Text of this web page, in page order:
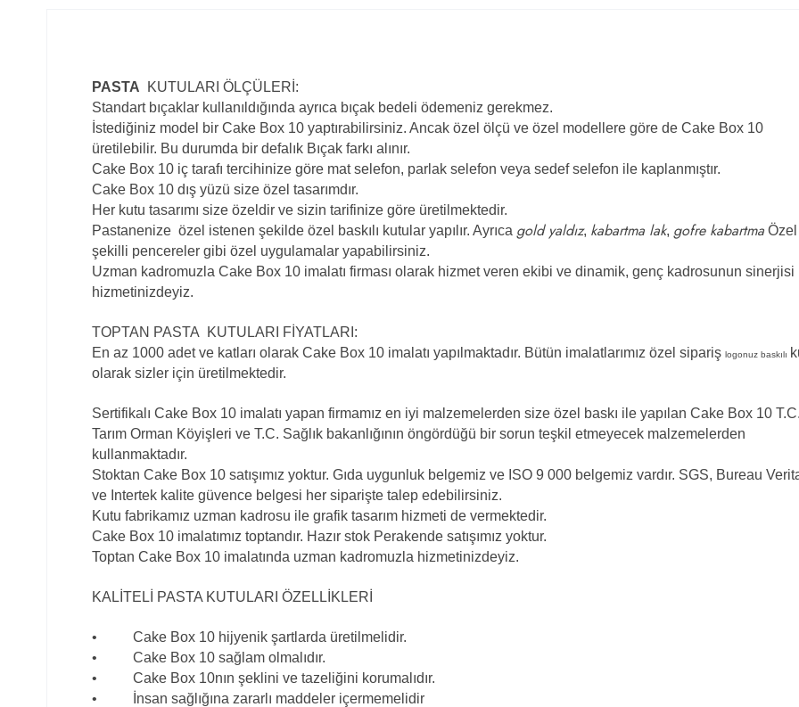
PASTA
KUTULARI ÖLÇÜLERİ:
Standart bıçaklar kullanıldığında ayrıca bıçak bedeli ödemeniz gerekmez.
İstediğiniz model bir Cake Box 10 yaptırabilirsiniz. Ancak özel ölçü ve özel modellere göre de Cake Box 10
üretilebilir. Bu durumda bir defalık Bıçak farkı alınır.
Cake Box 10 iç tarafı tercihinize göre mat selefon, parlak selefon veya sedef selefon ile kaplanmıştır.
Cake Box 10 dış yüzü size özel tasarımdır.
Her kutu tasarımı size özeldir ve sizin tarifinize göre üretilmektedir.
Pastanenize özel istenen şekilde özel baskılı kutular yapılır. Ayrıca gold yaldız, kabartma lak, gofre kabartma Özel
şekilli pencereler gibi özel uygulamalar yapabilirsiniz.
Uzman kadromuzla Cake Box 10 imalatı firması olarak hizmet veren ekibi ve dinamik, genç kadrosunun sinerjisi
hizmetinizdeyiz.
TOPTAN PASTA
KUTULARI FİYATLARI:
En az 1000 adet ve katları olarak Cake Box 10 imalatı yapılmaktadır. Bütün imalatlarımız özel sipariş logonuz baskılı
olarak sizler için üretilmektedir.
Sertifikalı Cake Box 10 imalatı yapan firmamız en iyi malzemelerden size özel baskı ile yapılan Cake Box 10
Tarım Orman Köyişleri ve T.C. Sağlık bakanlığının öngördüğü bir sorun teşkil etmeyecek malzemelerden
kullanmaktadır.
Stoktan Cake Box 10 satışımız yoktur. Gıda uygunluk belgemiz ve ISO 9 000 belgemiz vardır. SGS, Bureau
ve Intertek kalite güvence belgesi her siparişte talep edebilirsiniz.
Kutu fabrikamız uzman kadrosu ile grafik tasarım hizmeti de vermektedir.
Cake Box 10 imalatımız toptandır. Hazır stok Perakende satışımız yoktur.
Toptan Cake Box 10 imalatında uzman kadromuzla hizmetinizdeyiz.
KALİTELİ PASTA KUTULARI ÖZELLİKLERİ
• Cake Box 10 hijyenik şartlarda üretilmelidir.
• Cake Box 10 sağlam olmalıdır.
• Cake Box 10nın şeklini ve tazeliğini korumalıdır.
• İnsan sağlığına zararlı maddeler içermemelidir